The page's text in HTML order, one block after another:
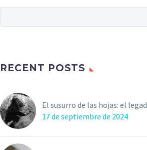
RECENT POSTS
El susurro de las hojas: el
17 de septiembre de 2024